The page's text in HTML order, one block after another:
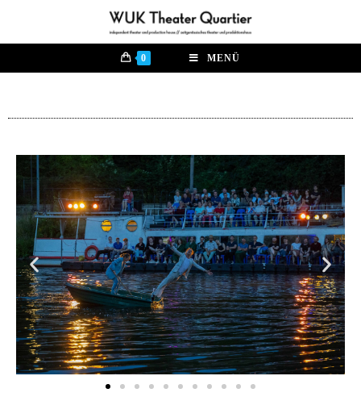
0 MENÜ